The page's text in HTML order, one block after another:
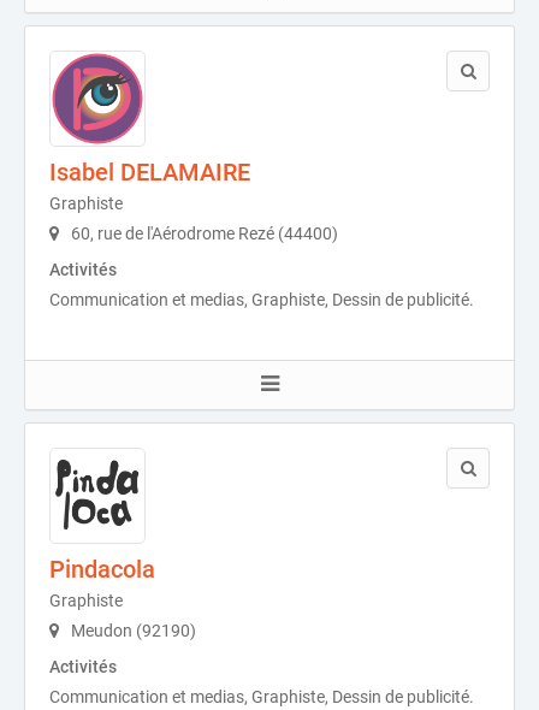
Isabel DELAMAIRE
Graphiste
60, rue de l'Aérodrome Rezé (44400)
Activités
Communication et medias, Graphiste, Dessin de publicité.
Pindacola
Graphiste
Meudon (92190)
Activités
Communication et medias, Graphiste, Dessin de publicité.